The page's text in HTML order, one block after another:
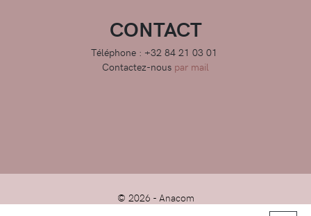
CONTACT
Téléphone : +32 84 21 03 01
Contactez-nous par mail
© 2026 - Anacom